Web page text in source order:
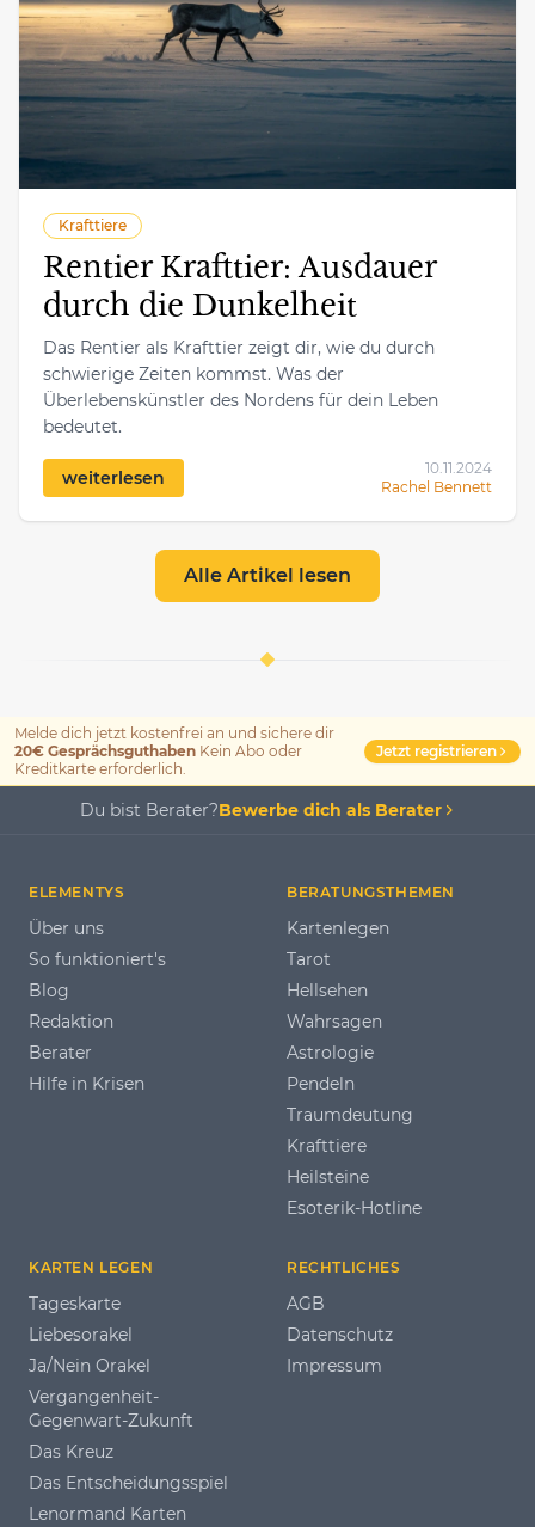
Krafttiere
Rentier Krafttier: Ausdauer
durch die Dunkelheit
Das Rentier als Krafttier zeigt dir, wie du durch
schwierige Zeiten kommst. Was der
Überlebenskünstler des Nordens für dein Leben
bedeutet.
weiterlesen
10.11.2024
Rachel Bennett
Alle Artikel lesen
Melde dich jetzt kostenfrei an und sichere dir
20€ Gesprächsguthaben Kein Abo oder
Kreditkarte erforderlich.
Jetzt registrieren
Du bist Berater?Bewerbe dich als Berater
ELEMENTYS
Über uns
So funktioniert's
Blog
Redaktion
Berater
Hilfe in Krisen
BERATUNGSTHEMEN
Kartenlegen
Tarot
Hellsehen
Wahrsagen
Astrologie
Pendeln
Traumdeutung
Krafttiere
Heilsteine
Esoterik-Hotline
KARTEN LEGEN
Tageskarte
Liebesorakel
Ja/Nein Orakel
Vergangenheit-
Gegenwart-Zukunft
Das Kreuz
Das Entscheidungsspiel
Lenormand Karten
RECHTLICHES
AGB
Datenschutz
Impressum